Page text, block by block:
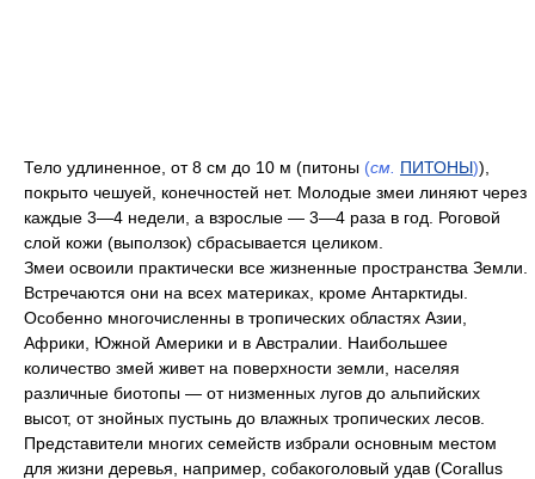
Тело удлиненное, от 8 см до 10 м (питоны (см. ПИТОНЫ)),
покрыто чешуей, конечностей нет. Молодые змеи линяют через
каждые 3—4 недели, а взрослые — 3—4 раза в год. Роговой
слой кожи (выползок) сбрасывается целиком.
Змеи освоили практически все жизненные пространства Земли.
Встречаются они на всех материках, кроме Антарктиды.
Особенно многочисленны в тропических областях Азии,
Африки, Южной Америки и в Австралии. Наибольшее
количество змей живет на поверхности земли, населяя
различные биотопы — от низменных лугов до альпийских
высот, от знойных пустынь до влажных тропических лесов.
Представители многих семейств избрали основным местом
для жизни деревья, например, собакоголовый удав (Corallus